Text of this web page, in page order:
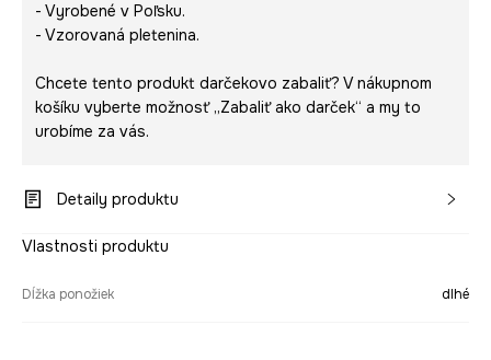
- Vyrobené v Poľsku.
- Vzorovaná pletenina.
Chcete tento produkt darčekovo zabaliť? V nákupnom
košíku vyberte možnosť „Zabaliť ako darček“ a my to
urobíme za vás.
Detaily produktu
Vlastnosti produktu
Dĺžka ponožiek dlhé